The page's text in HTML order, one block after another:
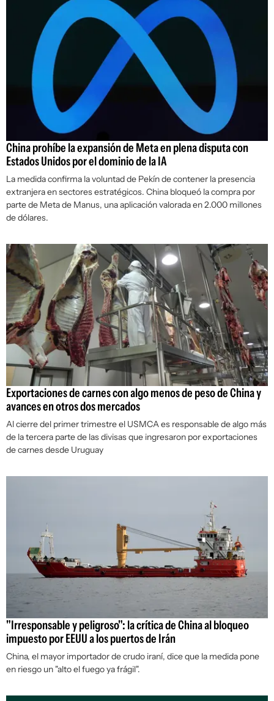
China prohíbe la expansión de Meta en plena disputa con
Estados Unidos por el dominio de la IA
La medida confirma la voluntad de Pekín de contener la presencia
extranjera en sectores estratégicos. China bloqueó la compra por
parte de Meta de Manus, una aplicación valorada en 2.000 millones
de dólares.
Exportaciones de carnes con algo menos de peso de China y
avances en otros dos mercados
Al cierre del primer trimestre el USMCA es responsable de algo más
de la tercera parte de las divisas que ingresaron por exportaciones
de carnes desde Uruguay
"Irresponsable y peligroso": la crítica de China al bloqueo
impuesto por EEUU a los puertos de Irán
China, el mayor importador de crudo iraní, dice que la medida pone
en riesgo un "alto el fuego ya frágil".